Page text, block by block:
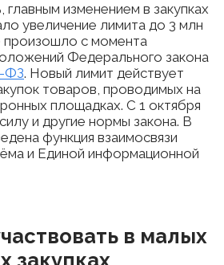
изменением в закупках
увеличение лимита до 3 млн
с момента
Федерального закона
ФЗ. Новый лимит действует
товаров, проводимых на
площадках. С 1 октября
и другие нормы закона. В
функция взаимосвязи
и Единой информационной
в малых